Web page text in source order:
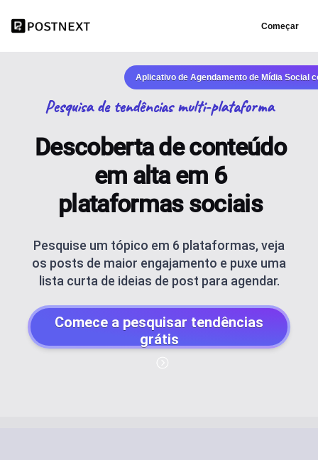
Começar
Aplicativo de Agendamento de Mídia Social
Pesquisa de tendências multi-plataforma
Descoberta de conteúdo
em alta em 6
plataformas sociais
Pesquise um tópico em 6 plataformas, veja
os posts de maior engajamento e puxe uma
lista curta de ideias de post para agendar.
Comece a pesquisar tendências
grátis